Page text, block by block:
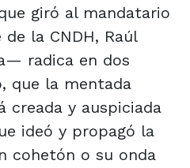
giró al mandatario
la CNDH, Raúl
radica en dos
que la mentada
creada y auspiciada
ideó y propagó la
cohetón o su onda